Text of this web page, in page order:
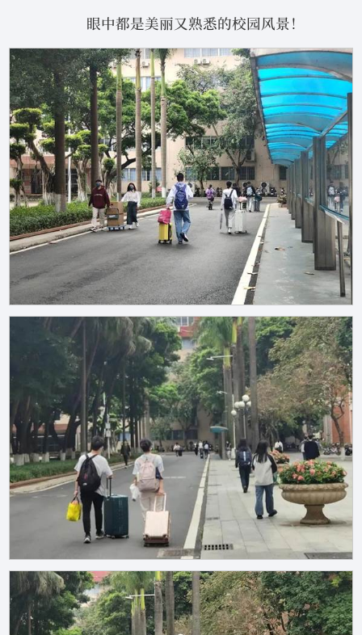
眼中都是美丽又熟悉的校园风景！